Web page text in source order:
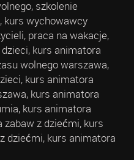
szkolenie
kurs wychowawcy
praca na wakacje,
kurs animatora
wolnego warszawa,
kurs animatora
kurs animatora
kurs animatora
z dziećmi, kurs
dziećmi, kurs animatora